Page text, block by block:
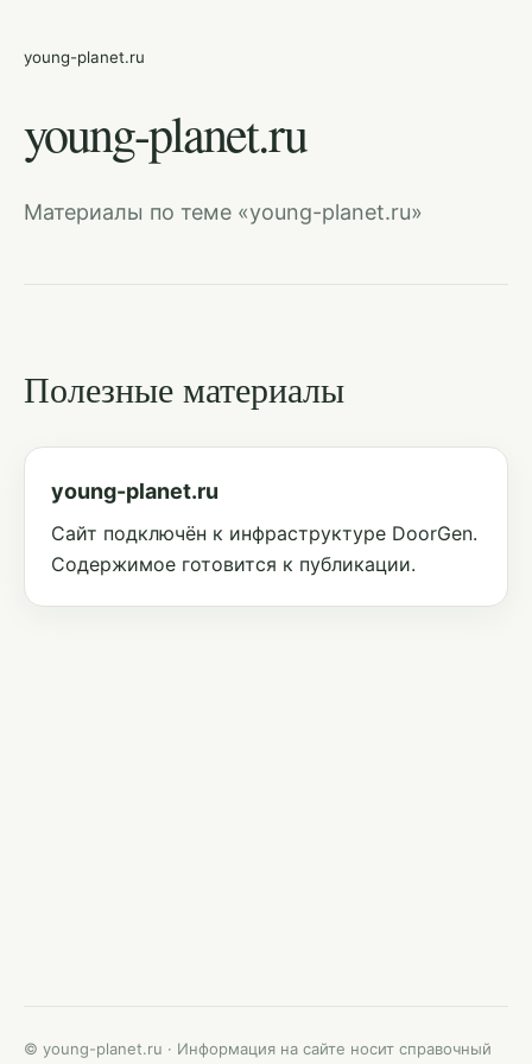
young-planet.ru
young-planet.ru
Материалы по теме «young-planet.ru»
Полезные материалы
young-planet.ru
Сайт подключён к инфраструктуре DoorGen.
Содержимое готовится к публикации.
© young-planet.ru · Информация на сайте носит справочный